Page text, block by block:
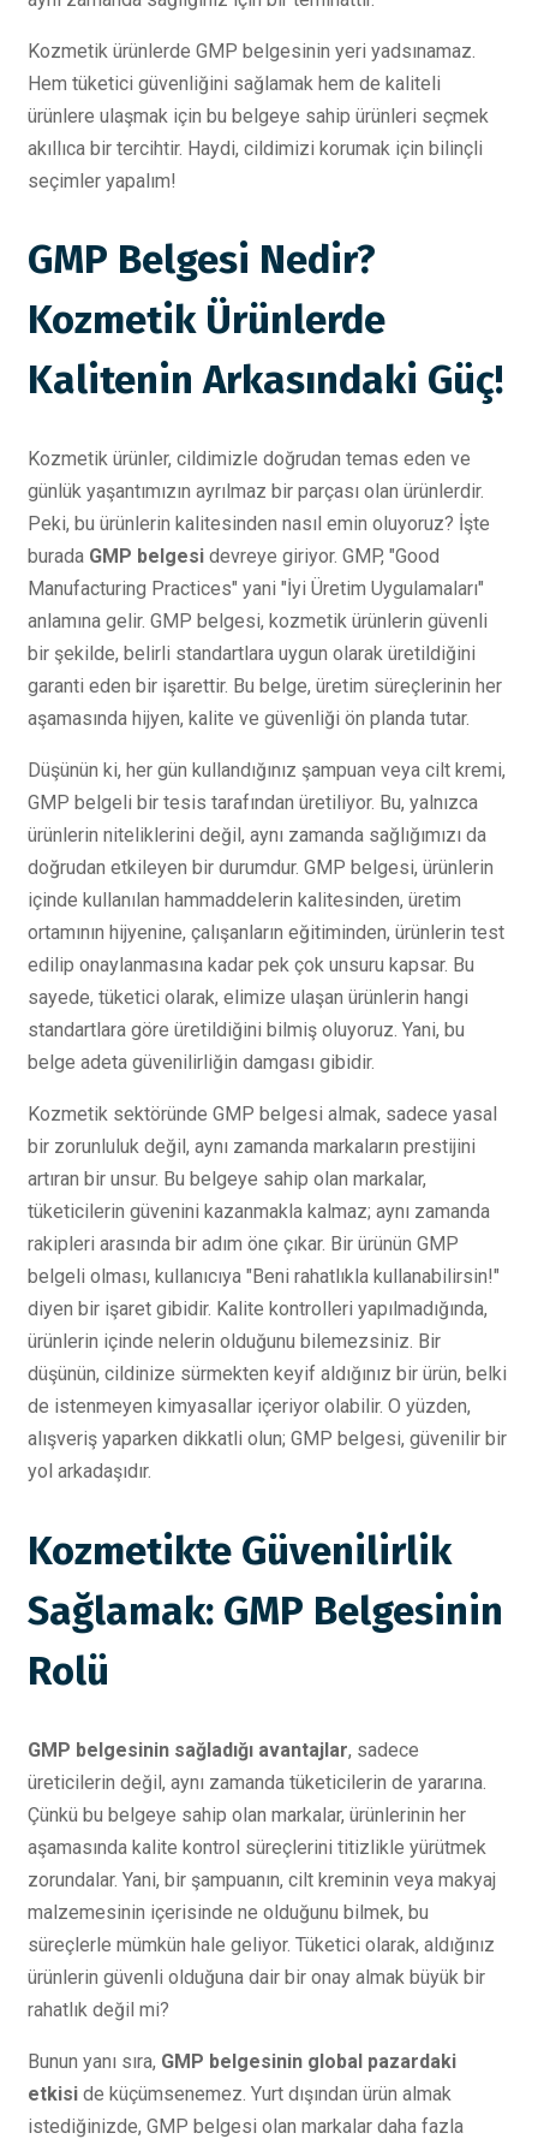
Kozmetik ürünlerde GMP belgesinin yeri yadsınamaz.
Hem tüketici güvenliğini sağlamak hem de kaliteli
ürünlere ulaşmak için bu belgeye sahip ürünleri seçmek
akıllıca bir tercihtir. Haydi, cildimizi korumak için bilinçli
seçimler yapalım!
GMP Belgesi Nedir?
Kozmetik Ürünlerde
Kalitenin Arkasındaki Güç!
Kozmetik ürünler, cildimizle doğrudan temas eden ve
günlük yaşantımızın ayrılmaz bir parçası olan ürünlerdir.
Peki, bu ürünlerin kalitesinden nasıl emin oluyoruz? İşte
burada GMP belgesi devreye giriyor. GMP, "Good
Manufacturing Practices" yani "İyi Üretim Uygulamaları"
anlamına gelir. GMP belgesi, kozmetik ürünlerin güvenli
bir şekilde, belirli standartlara uygun olarak üretildiğini
garanti eden bir işarettir. Bu belge, üretim süreçlerinin her
aşamasında hijyen, kalite ve güvenliği ön planda tutar.
Düşünün ki, her gün kullandığınız şampuan veya cilt kremi,
GMP belgeli bir tesis tarafından üretiliyor. Bu, yalnızca
ürünlerin niteliklerini değil, aynı zamanda sağlığımızı da
doğrudan etkileyen bir durumdur. GMP belgesi, ürünlerin
içinde kullanılan hammaddelerin kalitesinden, üretim
ortamının hijyenine, çalışanların eğitiminden, ürünlerin test
edilip onaylanmasına kadar pek çok unsuru kapsar. Bu
sayede, tüketici olarak, elimize ulaşan ürünlerin hangi
standartlara göre üretildiğini bilmiş oluyoruz. Yani, bu
belge adeta güvenilirliğin damgası gibidir.
Kozmetik sektöründe GMP belgesi almak, sadece yasal
bir zorunluluk değil, aynı zamanda markaların prestijini
artıran bir unsur. Bu belgeye sahip olan markalar,
tüketicilerin güvenini kazanmakla kalmaz; aynı zamanda
rakipleri arasında bir adım öne çıkar. Bir ürünün GMP
belgeli olması, kullanıcıya "Beni rahatlıkla kullanabilirsin!"
diyen bir işaret gibidir. Kalite kontrolleri yapılmadığında,
ürünlerin içinde nelerin olduğunu bilemezsiniz. Bir
düşünün, cildinize sürmekten keyif aldığınız bir ürün, belki
de istenmeyen kimyasallar içeriyor olabilir. O yüzden,
alışveriş yaparken dikkatli olun; GMP belgesi, güvenilir bir
yol arkadaşıdır.
Kozmetikte Güvenilirlik
Sağlamak: GMP Belgesinin
Rolü
GMP belgesinin sağladığı avantajlar, sadece
üreticilerin değil, aynı zamanda tüketicilerin de yararına.
Çünkü bu belgeye sahip olan markalar, ürünlerinin her
aşamasında kalite kontrol süreçlerini titizlikle yürütmek
zorundalar. Yani, bir şampuanın, cilt kreminin veya makyaj
malzemesinin içerisinde ne olduğunu bilmek, bu
süreçlerle mümkün hale geliyor. Tüketici olarak, aldığınız
ürünlerin güvenli olduğuna dair bir onay almak büyük bir
rahatlık değil mi?
Bunun yanı sıra, GMP belgesinin global pazardaki
etkisi de küçümsenemez. Yurt dışından ürün almak
istediğinizde, GMP belgesi olan markalar daha fazla